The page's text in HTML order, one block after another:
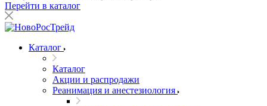
Перейти в каталог
Каталог
Каталог
Акции и распродажи
Реанимация и анестезиология